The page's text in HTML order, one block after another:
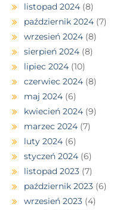
listopad 2024 (8)
październik 2024 (7)
wrzesień 2024 (8)
sierpień 2024 (8)
lipiec 2024 (10)
czerwiec 2024 (8)
maj 2024 (6)
kwiecień 2024 (9)
marzec 2024 (7)
luty 2024 (6)
styczeń 2024 (6)
listopad 2023 (7)
październik 2023 (6)
wrzesień 2023 (4)